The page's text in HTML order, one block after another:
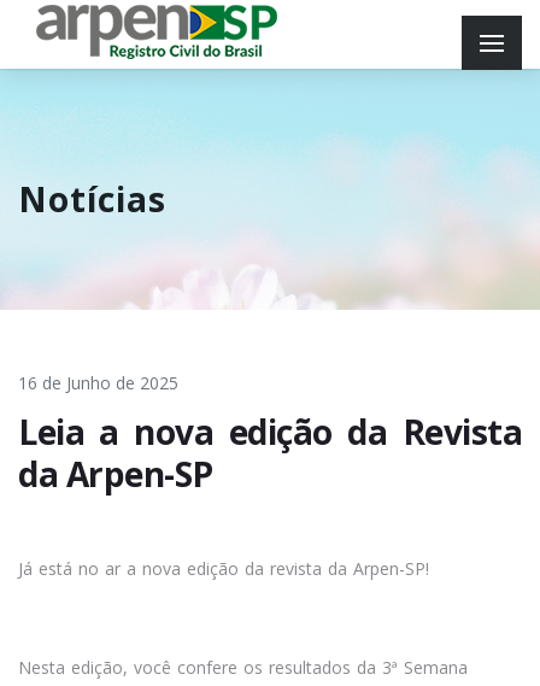
Notícias
16 de Junho de 2025
Leia a nova edição da Revista
da Arpen-SP
Já está no ar a nova edição da revista da Arpen-SP!
Nesta edição, você confere os resultados da 3ª Semana